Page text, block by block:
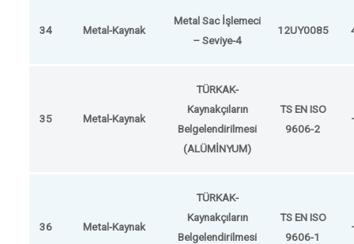
34 Metal-Kaynak
Metal Sac İşlemeci
– Seviye-4
12UY0085
35 Metal-Kaynak
TÜRKAK-
Kaynakçıların
Belgelendirilmesi
(ALÜMİNYUM)
TS EN ISO
9606-2
36 Metal-Kaynak
TÜRKAK-
Kaynakçıların
Belgelendirilmesi
TS EN ISO
9606-1